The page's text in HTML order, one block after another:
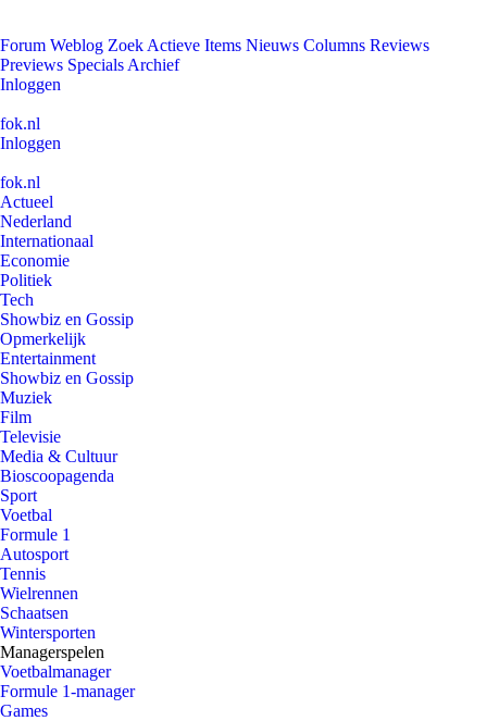
Forum Weblog Zoek Actieve Items Nieuws Columns Reviews
Previews Specials Archief
Inloggen
fok.nl
Inloggen
fok.nl
Actueel
Nederland
Internationaal
Economie
Politiek
Tech
Showbiz en Gossip
Opmerkelijk
Entertainment
Showbiz en Gossip
Muziek
Film
Televisie
Media & Cultuur
Bioscoopagenda
Sport
Voetbal
Formule 1
Autosport
Tennis
Wielrennen
Schaatsen
Wintersporten
Managerspelen
Voetbalmanager
Formule 1-manager
Games